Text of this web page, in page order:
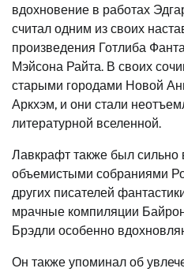
вдохновение в работах
считал одним из своих
произведения Готлиба
Мэйсона Райта. В своих
старыми городами Новой
Аркхэм, и они стали
литературной вселенной.
Лавкрафт также был
объемистыми собраниями
других писателей
мрачные компиляции
Брэдли особенно
Он также упоминал об